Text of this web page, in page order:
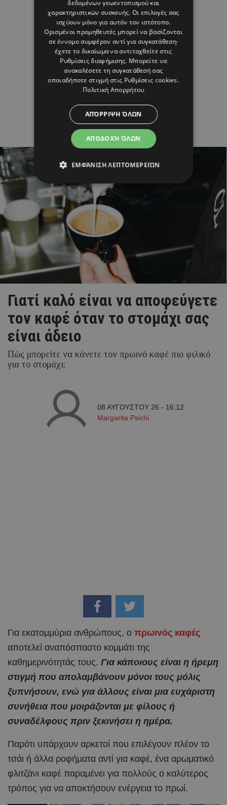
Γιατί καλό είναι να αποφεύγετε
τον καφέ όταν το στομάχι σας
είναι άδειο
Πώς μπορείτε να κάνετε τον πρωινό καφέ πιο φιλικό
για το στομάχι;
08 ΑΥΓΟΥΣΤΟΥ 26 - 16:12
Margarita Psichi
Για εκατομμύρια ανθρώπους, ο πρωινός καφές
αποτελεί αναπόσπαστο κομμάτι της
καθημερινότητάς τους. Για κάποιους είναι η ήρεμη
στιγμή που απολαμβάνουν μόνοι τους μόλις
ξυπνήσουν, ενώ για άλλους είναι μια ευχάριστη
συνήθεια που μοιράζονται με φίλους ή
συναδέλφους πριν ξεκινήσει η ημέρα.
Παρότι υπάρχουν αρκετοί που επιλέγουν πλέον το
τσάι ή άλλα ροφήματα αντί για καφέ, ένα αρωματικό
φλιτζάνι καφέ παραμένει για πολλούς ο καλύτερος
τρόπος για να αποκτήσουν ενέργεια το πρωί.
δεδομένων γεωεντοπισμού και
χαρακτηριστικών συσκευής. Οι επιλογές σας
ισχύουν μόνο για αυτόν τον ιστότοπο.
Ορισμένοι προμηθευτές μπορεί να βασίζονται
σε έννομο συμφέρον αντί για συγκατάθεση·
έχετε το δικαίωμα να αντιταχθείτε στις
Ρυθμίσεις διαφήμισης. Μπορείτε να
ανακαλέσετε τη συγκατάθεσή σας
οποιαδήποτε στιγμή στις Ρυθμίσεις cookies.
Πολιτική Απορρήτου
ΑΠΟΔΟΧΉ ΌΛΩΝ
ΑΠΌΡΡΙΨΗ ΌΛΩΝ
ΕΜΦΆΝΙΣΗ ΛΕΠΤΟΜΕΡΕΙΏΝ